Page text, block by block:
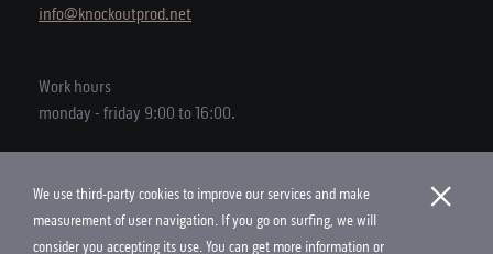
info@knockoutprod.net
Work hours
monday - friday 9:00 to 16:00.
Copyright © 2026 Knock Out Productions
We use third-party cookies to improve our services and make
measurement of user navigation. If you go on surfing, we will
consider you accepting its use. You can get more information or
×